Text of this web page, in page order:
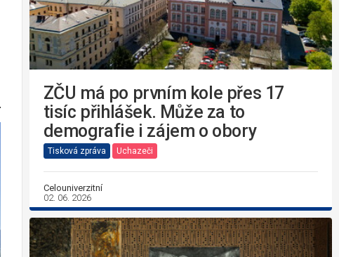
ZČU má po prvním kole přes 17
tisíc přihlášek. Může za to
demografie i zájem o obory
Tisková zpráva Uchazeči
Celouniverzitní
02. 06. 2026